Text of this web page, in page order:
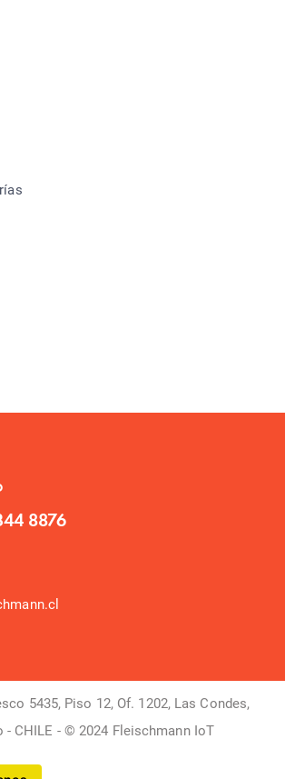
8876
5435, Piso 12, Of. 1202, Las Condes,
- CHILE - © 2024 Fleischmann IoT